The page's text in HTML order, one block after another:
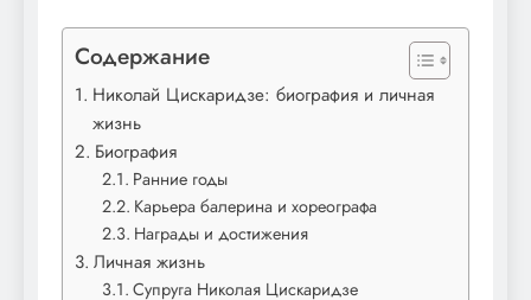
Содержание
Николай Цискаридзе: биография и личная
жизнь
Биография
Ранние годы
Карьера балерина и хореографа
Награды и достижения
Личная жизнь
Супруга Николая Цискаридзе